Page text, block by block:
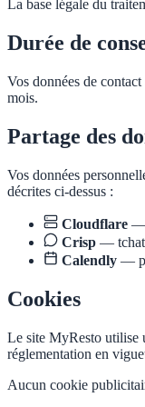
La base légale du
Durée de
Vos données de
mois.
Partage des
Vos données
décrites ci-dessus :
Cloudflare —
Crisp — tchat
Calendly —
Cookies
Le site MyResto utilise
réglementation en
Aucun cookie